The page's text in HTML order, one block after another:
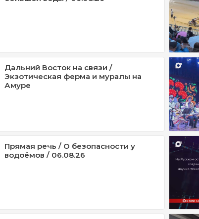
Дальний Восток на связи /
Экзотическая ферма и муралы на
Амуре
Прямая речь / О безопасности у
водоёмов / 06.08.26